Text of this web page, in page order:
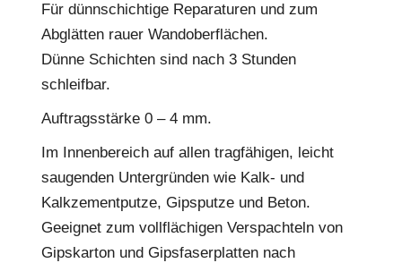
Für dünnschichtige Reparaturen und zum
Abglätten rauer Wandoberflächen.
Dünne Schichten sind nach 3 Stunden
schleifbar.
Auftragsstärke 0 – 4 mm.
Im Innenbereich auf allen tragfähigen, leicht
saugenden Untergründen wie Kalk- und
Kalkzementputze, Gipsputze und Beton.
Geeignet zum vollflächigen Verspachteln von
Gipskarton und Gipsfaserplatten nach